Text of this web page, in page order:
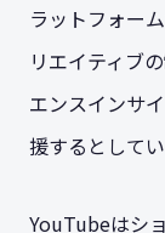
ラットフォー
リエイティブ
エンスインサ
援するとしてい
YouTubeはシ